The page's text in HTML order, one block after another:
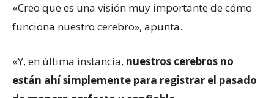
«Creo que es una visión muy importante de cómo
funciona nuestro cerebro», apunta.
«Y, en última instancia, nuestros cerebros no
están ahí simplemente para registrar el pasado